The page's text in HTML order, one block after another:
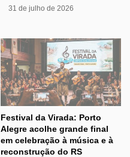
31 de julho de 2026
Festival da Virada: Porto
Alegre acolhe grande final
em celebração à música e à
reconstrução do RS